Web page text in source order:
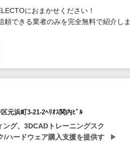
におまかせください！
できる業者のみを完全無料で紹介しま
元浜町3-21-2ﾍﾘｵｽ関内ﾋﾞﾙ
グ、3DCADトレーニングスク
/ハードウェア購入支援を提供す